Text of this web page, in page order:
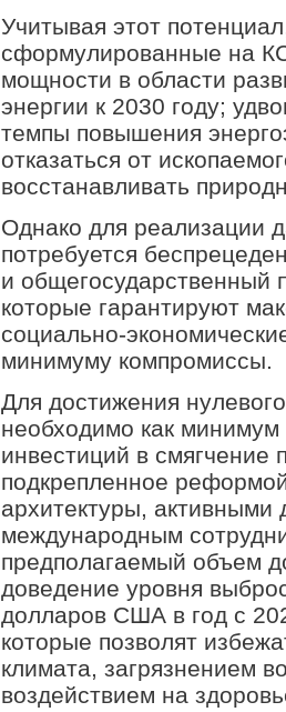
Учитывая этот
сформулированные на
мощности в области
энергии к 2030 году;
темпы повышения
отказаться от
восстанавливать
Однако для реализации
потребуется
и общегосударственный
которые гарантируют
социально-
минимуму компромиссы.
Для достижения
необходимо как
инвестиций в смягчение
подкрепленное
архитектуры, активными
международным
предполагаемый объем
доведение уровня
долларов США в год с
которые позволят
климата, загрязнением
воздействием на